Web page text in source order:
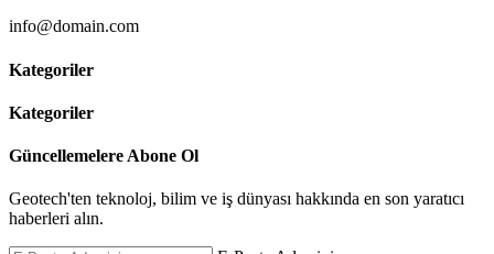
info@domain.com
Kategoriler
Kategoriler
Güncellemelere Abone Ol
Geotech'ten teknoloj, bilim ve iş dünyası hakkında en son yaratıcı
haberleri alın.